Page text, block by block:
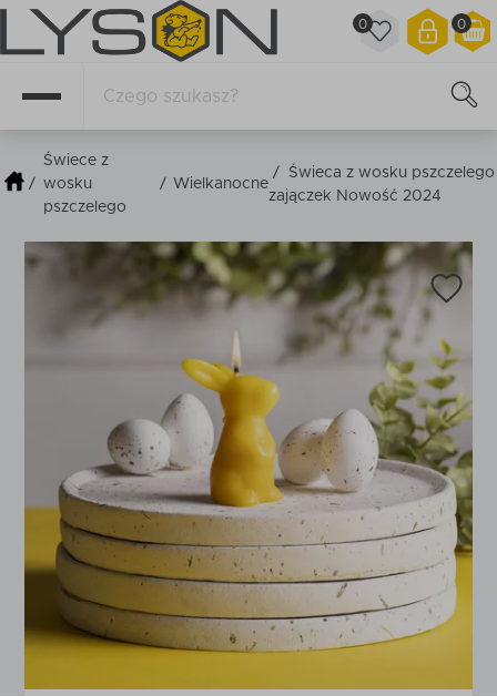
0
0
/
Świece z
wosku
pszczelego
/ Wielkanocne
/ Świeca z wosku pszczelego
zajączek Nowość 2024